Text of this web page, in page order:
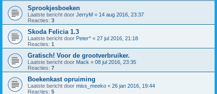
Sprookjesboeken
Laatste bericht door JerryM « 14 aug 2016, 23:37
Reacties: 3
Skoda Felicia 1.3
Laatste bericht door Peter^ « 27 jul 2016, 21:18
Reacties: 1
Gratisch! Voor de grootverbruiker.
Laatste bericht door Mack « 08 jul 2016, 23:35
Reacties: 7
Boekenkast opruiming
Laatste bericht door miss_meeko « 26 jan 2016, 19:44
Reacties: 5